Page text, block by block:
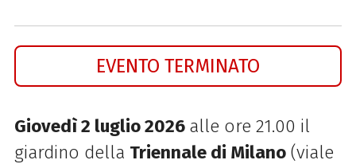
EVENTO TERMINATO
Giovedì 2 luglio 2026 alle ore 21.00 il
giardino della Triennale di Milano(viale